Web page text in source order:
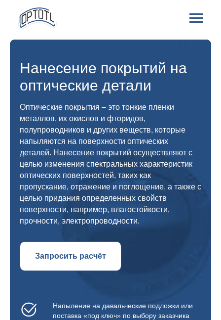
Нанесение покрытий на
оптические детали
Оптические покрытия – это тонкие пленки
металлов, их окислов и фторидов,
полупроводников и других веществ, которые
напыляются на поверхности оптических
деталей. Нанесение покрытий осуществляют с
целью изменения спектральных характеристик
оптических поверхностей, таких как
пропускание, отражение и поглощение, а также с
целью придания определенных свойств
поверхности, например, влагостойкости,
прочности, электропроводности.
Запросить расчёт
Напыление на давальческие подложки или
поставка «под ключ» по выбору заказчика